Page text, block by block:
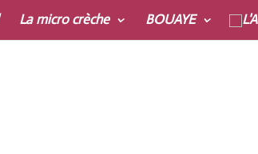
La micro crèche BOUAYE